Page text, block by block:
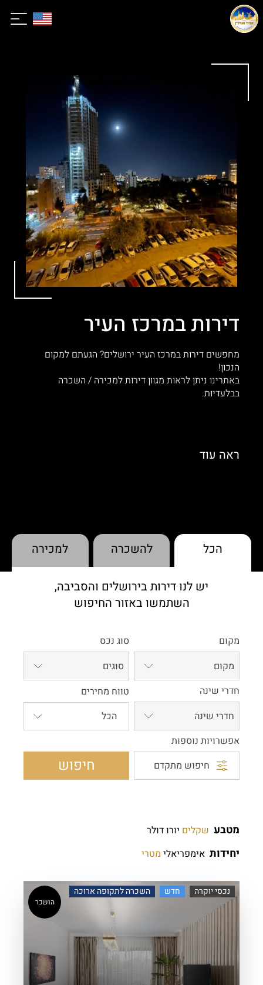
דירות במרכז העיר
מחפשים דירות במרכז העיר ירושלים? הגעתם למקום
הנכון!
באתרינו ניתן לראות מגוון דירות למכירה / השכרה
בבלעדיות.
ראה עוד
הכל להשכרה למכירה
יש לנו דירות בירושלים והסביבה,
השתמשו באזור החיפוש
מקום
מקום
סוג נכס
סוגים
חדרי שינה
חדרי שינה
טווח מחירים
אפשרויות נוספות
חיפוש מתקדם
חיפוש
מטבע שקלים יורודולר
יחידות אימפריאלי מטרי
נכסי יוקרה חדש השכרה לתקופה ארוכה
הושכר